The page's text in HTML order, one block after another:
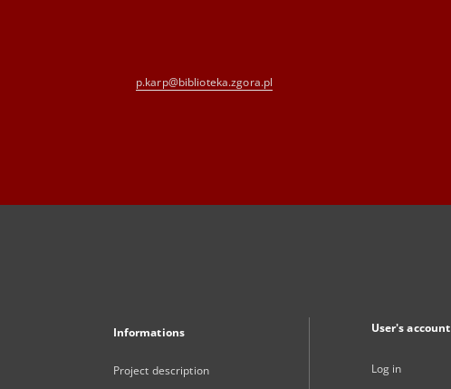
p.karp@biblioteka.zgora.pl
Informations
Project description
User's account
Log in